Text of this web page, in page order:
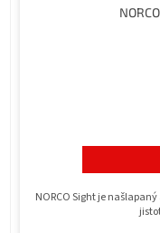
NORCO Sight je